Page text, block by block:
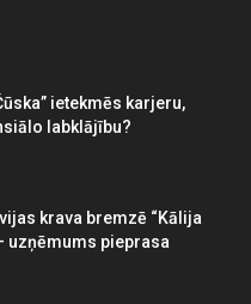
ietekmēs karjeru,
labklājību?
krava bremzē “Kālija
uzņēmums pieprasa